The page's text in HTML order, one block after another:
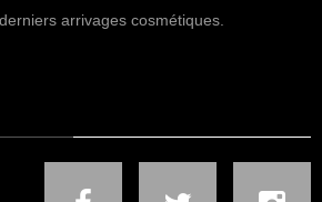
arrivages cosmétiques.